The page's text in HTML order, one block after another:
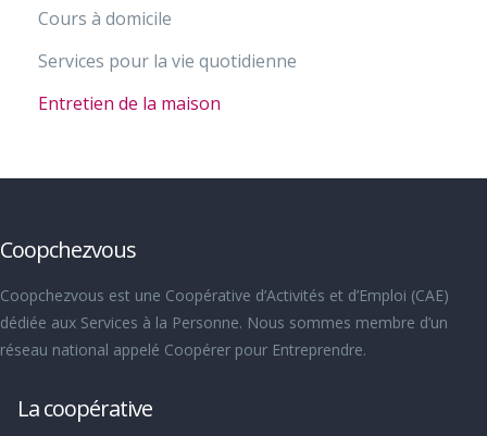
Cours à domicile
Services pour la vie quotidienne
Entretien de la maison
Coopchezvous
Coopchezvous est une Coopérative d’Activités et d’Emploi (CAE)
dédiée aux Services à la Personne. Nous sommes membre d’un
réseau national appelé Coopérer pour Entreprendre.
La coopérative